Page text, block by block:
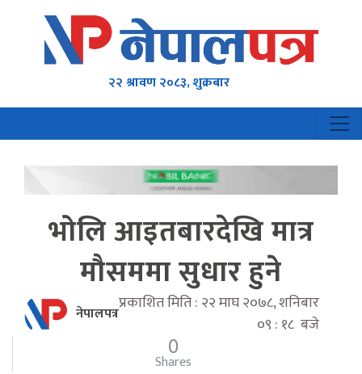
२२ श्रावण २०८३, शुक्रबार
भोलि आइतबारदेखि मात्र
मौसममा सुधार हुने
नेपालपत्रप्रकाशित मिति : २२ माघ २०७८, शनिबार
०९ : १८ बजे
0
Shares